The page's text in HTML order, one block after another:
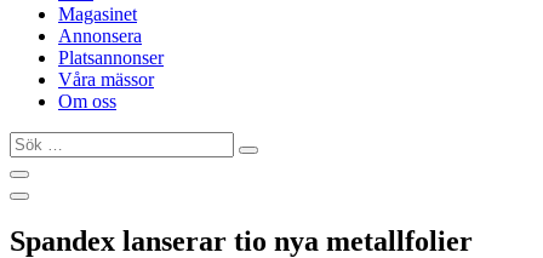
Magasinet
Annonsera
Platsannonser
Våra mässor
Om oss
Sök
…
Spandex lanserar tio nya metallfolier